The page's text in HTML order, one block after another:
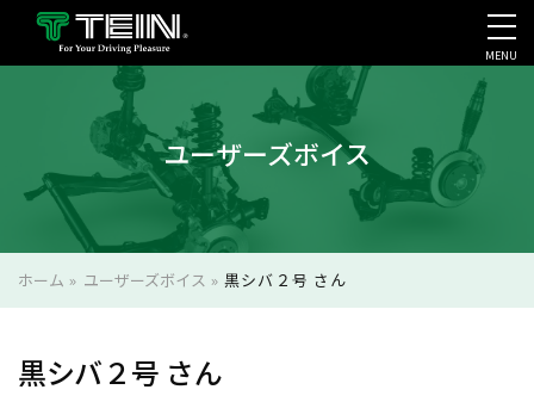
会社案内・採用・IR
MENU
ユーザーズボイス
ホーム » ユーザーズボイス »黒シバ２号 さん
黒シバ２号 さん